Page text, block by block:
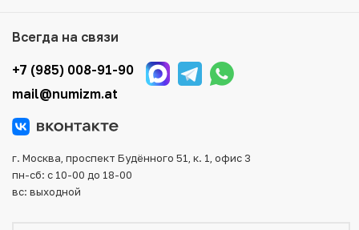
Для вашего удобства представлены несколько способов
оплаты и доставки заказа. Все отправления надежно и
тщательно упаковываются, что исключает возможность
повреждения во время доставки.
Всегда на связи
+7 (985) 008-91-90
mail@numizm.at
г. Москва, проспект Будённого 51, к. 1, офис 3
пн-сб: с 10-00 до 18-00
вс: выходной